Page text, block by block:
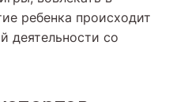
ребенка происходит
деятельности со